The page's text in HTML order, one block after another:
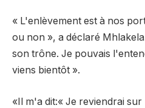
« L'enlèvement est à nos
ou non », a déclaré
son trône. Je pouvais
viens bientôt ».
«Il m'a dit:« Je reviendrai